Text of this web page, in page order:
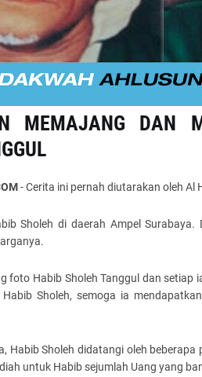
MEMAJANG DAN
- Cerita ini pernah diutarakan oleh Al
Sholeh di daerah Ampel
foto Habib Sholeh Tanggul dan
Sholeh, semoga ia
Habib Sholeh didatangi oleh
untuk Habib sejumlah Uang yang